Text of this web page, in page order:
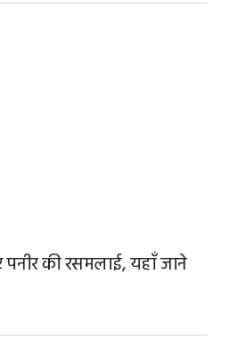
की रसमलाई, यहाँ जाने